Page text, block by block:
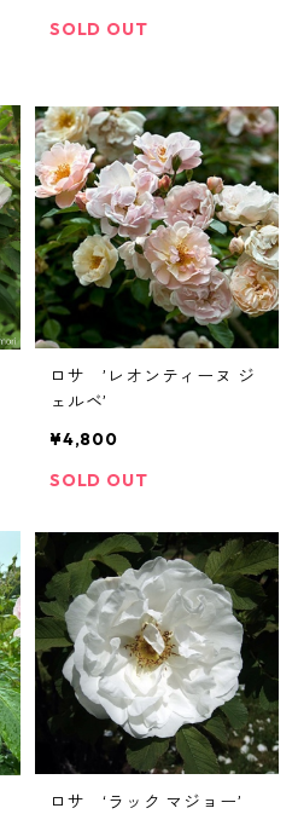
SOLD OUT
ロサ ’レオンティーヌ ジ
ェルベ’
¥4,800
SOLD OUT
ロサ ‘ラック マジョー’